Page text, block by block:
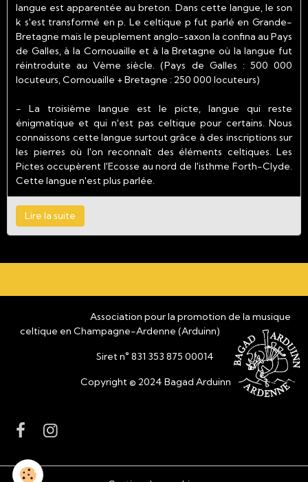
langue est apparentée au breton. Dans cette langue, le son
k s'est transformé en p. Le celtique p fut parlé en Grande-
Bretagne mais le peuplement anglo-saxon la confina au Pays
de Galles, à la Cornouaille et à la Bretagne où la langue fut
réintroduite au Vème siècle. (Pays de Galles : 500 000
locuteurs, Cornouaille + Bretagne : 250 000 locuteurs)
- La troisième langue est le picte, langue qui reste
énigmatique et qui n'est pas celtique pour certains. Nous
connaissons cette langue surtout grâce à des inscriptions sur
les pierres où l'on reconnaît des éléments celtiques. Les
Pictes occupèrent l'Ecosse au nord de l'isthme Forth-Clyde.
Cette langue n'est plus parlée.
Lire la suite
Association pour la promotion de la musique
celtique en Champagne-Ardenne (Arduinn)
Siret n° 831 353 875 00014
Copyright © 2024 Bagad Arduinn